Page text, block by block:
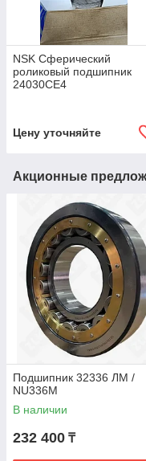
NSK Сферический
роликовый подшипник
24030CE4
Цену уточняйте
Акционные
Подшипник 32336 ЛМ /
NU336M
В наличии
232 400 ₸